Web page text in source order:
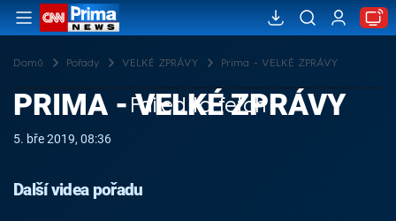
Domů Pořady VELKÉ ZPRÁVY Prima - VELKÉ ZPRÁVY
Failed to fetch
PRIMA - VELKÉ ZPRÁVY
5. bře 2019, 08:36
Další videa pořadu